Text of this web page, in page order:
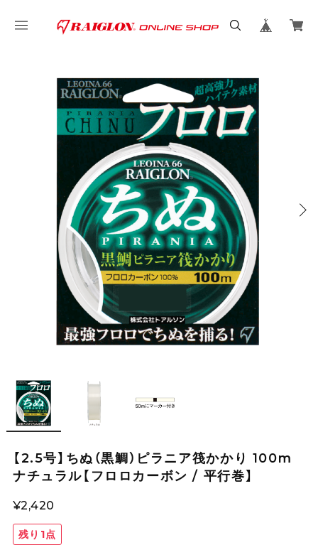
【2.5号】ちぬ（黒鯛）ピラニア筏かかり 100m
ナチュラル【フロロカーボン / 平行巻】
¥2,420
残り1点